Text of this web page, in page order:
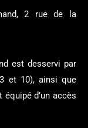
2 rue de la
est desservi par
et 10), ainsi que
d’un accès